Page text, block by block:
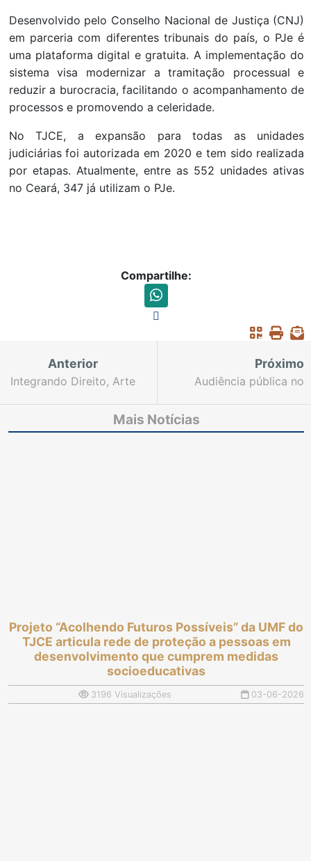
Desenvolvido pelo Conselho Nacional de Justiça (CNJ)
em parceria com diferentes tribunais do país, o PJe é
uma plataforma digital e gratuita. A implementação do
sistema visa modernizar a tramitação processual e
reduzir a burocracia, facilitando o acompanhamento de
processos e promovendo a celeridade.
No TJCE, a expansão para todas as unidades
judiciárias foi autorizada em 2020 e tem sido realizada
por etapas. Atualmente, entre as 552 unidades ativas
no Ceará, 347 já utilizam o PJe.
Compartilhe:
Anterior
Integrando Direito, Arte
fortalece formação
humanística e aproxima
Próximo
Audiência pública no
apresenta projetos
Mais Notícias
Projeto “Acolhendo Futuros Possíveis” da UMF do
TJCE articula rede de proteção a pessoas em
desenvolvimento que cumprem medidas
socioeducativas
3196 Visualizações 03-06-2026